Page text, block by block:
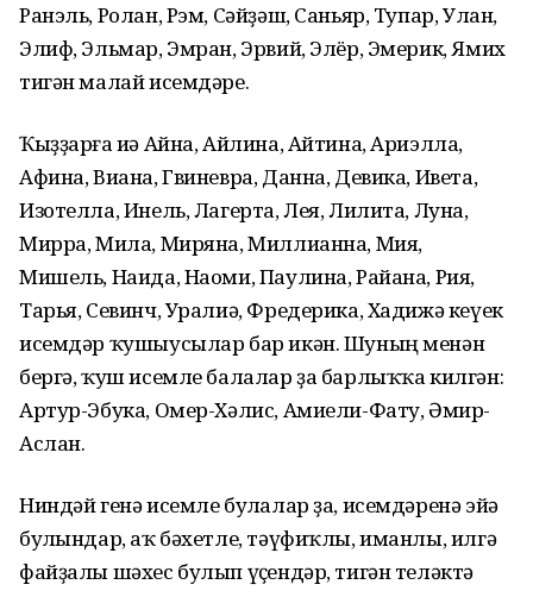
Ранэль, Ролан, Рэм, Сәйҙәш, Саньяр, Тупар, Улан,
Элиф, Эльмар, Эмран, Эрвий, Элёр, Эмерик, Ямих
тигән малай исемдәре.
Ҡыҙҙарға иһә Айна, Айлина, Айтина, Ариэлла,
Афина, Виана, Гвиневра, Данна, Девика, Ивета,
Изотелла, Инель, Лагерта, Лея, Лилита, Луна,
Мирра, Мила, Миряна, Миллианна, Мия,
Мишель, Наида, Наоми, Паулина, Райана, Рия,
Тарья, Севинч, Уралиә, Фредерика, Хадижә кеүек
исемдәр ҡушыусылар бар икән. Шуның менән
бергә, ҡуш исемле балалар ҙа барлыҡҡа килгән:
Артур-Эбука, Омер-Хәлис, Амиели-Фату, Әмир-
Аслан.
Ниндәй генә исемле булһалар ҙа, исемдәренә эйә
булһындар, аҡ бәхетле, тәүфиҡлы, иманлы, илгә
файҙалы шәхес булып үҫһендәр, тигән теләктә